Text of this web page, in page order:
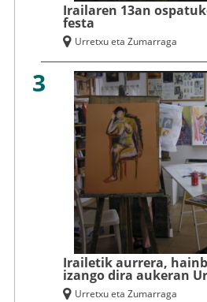
Irailaren 13an
festa
Urretxu eta Zumarraga
3
Irailetik aurrera,
izango dira aukeran
Urretxu eta Zumarraga